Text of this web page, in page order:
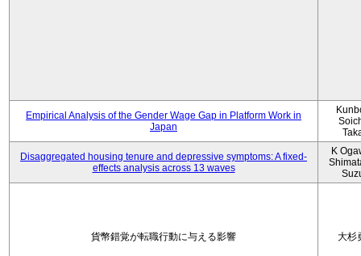
Empirical Analysis of the Gender Wage Gap in Platform Work in
Japan
Disaggregated housing tenure and depressive symptoms: A fixed-
effects analysis across 13 waves
K
貨幣錯覚が転職行動に与える影響 大杉